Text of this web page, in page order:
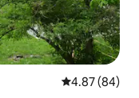
คะแนนเฉลี่ย
4.87 (84)